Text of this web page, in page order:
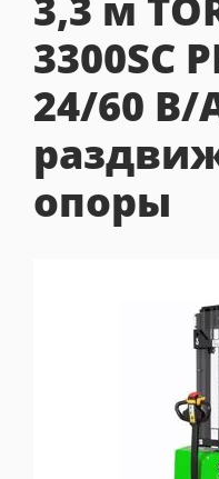
3300SC
24/60 В/
опоры